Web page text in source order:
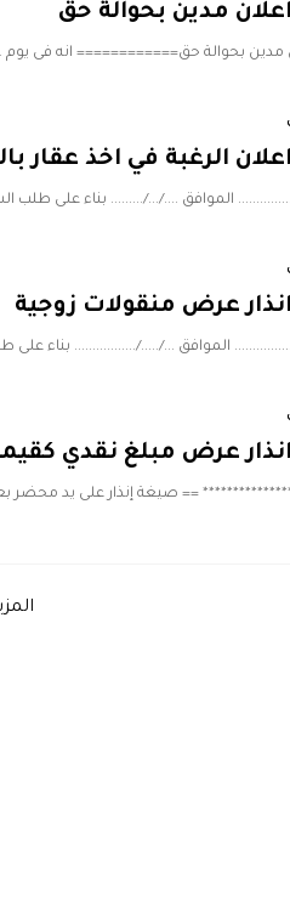
مدين بحوالة حق
بحوالة حق============ انه فى يوم
الرغبة في اخذ عقار
الموافق ..../.../......... بناء على طلب
عرض منقولات زوجية
الموافق .../...../................. بناء على
عرض مبلغ نقدي
== صيغة إنذار على يد محضر